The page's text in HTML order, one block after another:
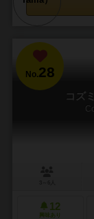
No.28
コズ
12
興味あり